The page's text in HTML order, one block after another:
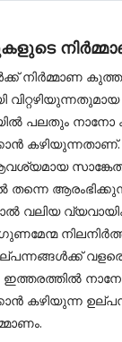
നിർമ്മാണ
വിറ്റഴിയുന്നതുമായ
പലതും
തന്നെ
വലിയ
ഇത്തരത്തിൽ
കഴിയുന്ന